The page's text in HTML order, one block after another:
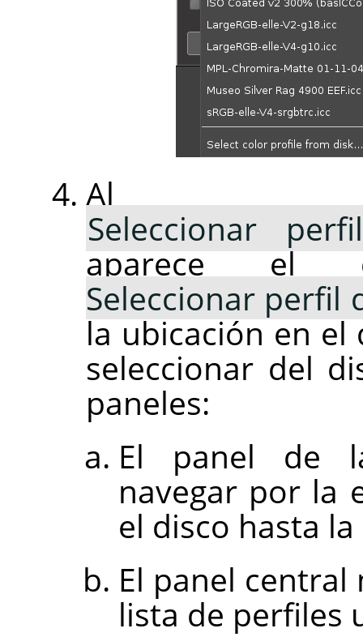
Al
Seleccionar
aparece el
Seleccionar perfil
la ubicación en el
seleccionar del
paneles:
El panel de
navegar por la
el disco hasta
El panel
lista de perfiles